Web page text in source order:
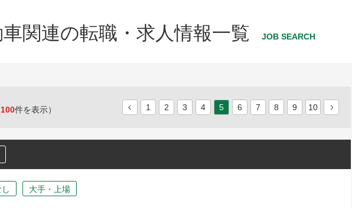
関連の転職・求人情報一覧 JOB SEARCH
件を表示） 1 2 3 4 5 6 7 8 9 10
大手・上場